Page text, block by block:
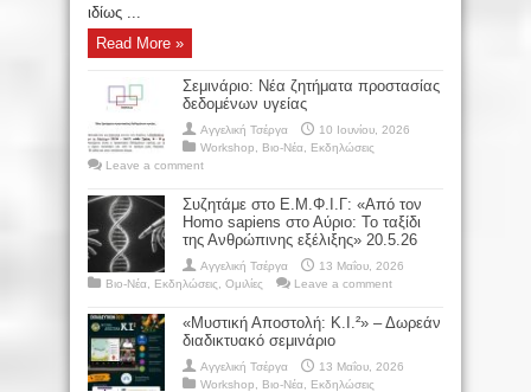
ιδίως ...
Read More »
Σεμινάριο: Νέα ζητήματα προστασίας
δεδομένων υγείας
Αγγελική Τσέργα
10 Ιουνίου, 2026
Workshop
Βιο-Νέα
Εκδηλώσεις
Leave a comment
Συζητάμε στο Ε.Μ.Φ.Ι.Γ: «Από τον
Homo sapiens στο Αύριο: Το ταξίδι
της Ανθρώπινης εξέλιξης» 20.5.26
Αγγελική Τσέργα
13 Μαΐου, 2026
Βιο-Νέα
Εκδηλώσεις Ομιλίες Leave a comment
«Μυστική Αποστολή: Κ.Ι.²» – Δωρεάν
διαδικτυακό σεμινάριο
Αγγελική Τσέργα
13 Μαΐου, 2026
Workshop
Βιο-Νέα
Εκδηλώσεις